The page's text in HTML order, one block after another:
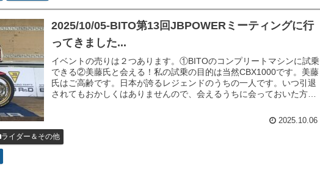
2025/10/05-BITO第13回JBPOWERミーティングに行
ってきました...
イベントの売りは２つあります。①BITOのコンプリートマシンに試乗
できる②美藤氏と会える！私の試乗の目的は当然CBX1000です。美藤
氏はご高齢です。日本が誇るレジェンドのうちの一人です。いつ引退
されてもおかしくはありませんので、会えるうちに会っておいた方が
2025.10.06
ライダー＆その他